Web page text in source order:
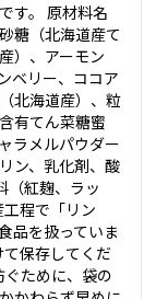
す。 原材料名
糖（北海道産て
）、アーモン
ベリー、ココア
北海道産）、粒
有てん菜糖蜜
ラメルパウダー
ン、乳化剤、酸
（紅麹、ラッ
程で「リン
品を扱っていま
保存してくだ
ために、袋の